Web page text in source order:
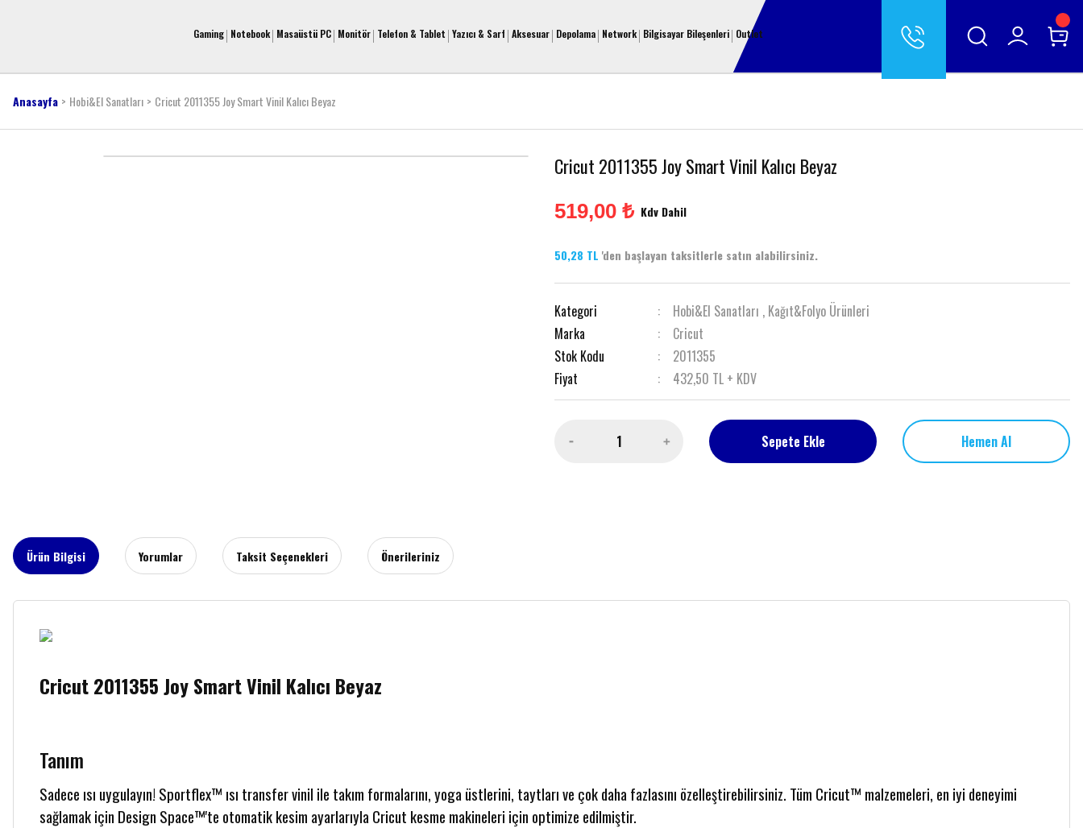
Gaming Notebook Masaüstü PC Monitör Telefon & Tablet Yazıcı & Sarf Aksesuar Depolama Network Bilgisayar Bileşenleri Outlet
Anasayfa Hobi&El Sanatları Cricut 2011355 Joy Smart Vinil Kalıcı Beyaz
Cricut 2011355 Joy Smart Vinil Kalıcı Beyaz
519,00 ₺ Kdv Dahil
50,28 TL 'den başlayan taksitlerle satın alabilirsiniz.
Kategori Hobi&El Sanatları , Kağıt&Folyo Ürünleri
Marka
Cricut
Stok Kodu
2011355
Fiyat
432,50 TL + KDV
Sepete Ekle Hemen Al
Ürün Bilgisi Yorumlar Taksit Seçenekleri Önerileriniz
Cricut 2011355 Joy Smart Vinil Kalıcı Beyaz
Tanım
Sadece ısı uygulayın! Sportflex™ ısı transfer vinil ile takım formalarını, yoga üstlerini, taytları ve çok daha fazlasını özelleştirebilirsiniz. Tüm Cricut™ malzemeleri, en iyi deneyimi
sağlamak için Design Space™'te otomatik kesim ayarlarıyla Cricut kesme makineleri için optimize edilmiştir.